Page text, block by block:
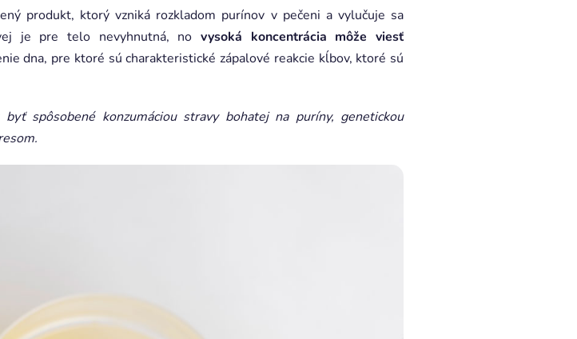
produkt, ktorý vzniká rozkladom purínov v pečeni a vylučuje sa
je pre telo nevyhnutná, novysoká koncentrácia môže viesť
dna, pre ktoré sú charakteristické zápalové reakcie kĺbov, ktoré sú
spôsobené konzumáciou stravy bohatej na puríny, genetickou